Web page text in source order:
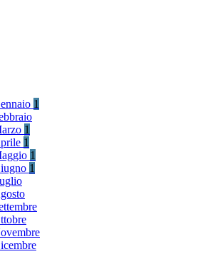
1
1
1
1
1